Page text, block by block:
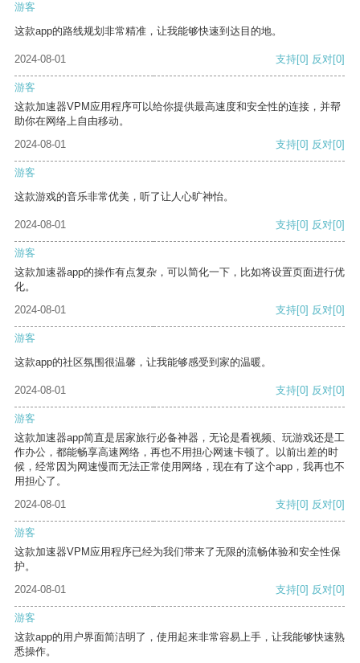
游客
这款app的路线规划非常精准，让我能够快速到达目的地。
2024-08-01 支持[0] 反对[0]
游客
这款加速器VPM应用程序可以给你提供最高速度和安全性的连接，并帮
助你在网络上自由移动。
2024-08-01
支持[0] 反对[0]
游客
这款游戏的音乐非常优美，听了让人心旷神怡。
2024-08-01 支持[0] 反对[0]
游客
这款加速器app的操作有点复杂，可以简化一下，比如将设置页面进行优
化。
2024-08-01
支持[0] 反对[0]
游客
这款app的社区氛围很温馨，让我能够感受到家的温暖。
2024-08-01 支持[0] 反对[0]
游客
这款加速器app简直是居家旅行必备神器，无论是看视频、玩游戏还是工
作办公，都能畅享高速网络，再也不用担心网速卡顿了。以前出差的时
候，经常因为网速慢而无法正常使用网络，现在有了这个app，我再也不
用担心了。
2024-08-01
支持[0] 反对[0]
游客
这款加速器VPM应用程序已经为我们带来了无限的流畅体验和安全性保
护。
2024-08-01
支持[0] 反对[0]
游客
这款app的用户界面简洁明了，使用起来非常容易上手，让我能够快速熟
悉操作。